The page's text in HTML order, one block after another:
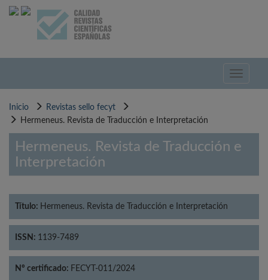
Pasar
Toggle
Inicio
Revistas sello fecyt
Hermeneus. Revista de Traducción e Interpretación
Hermeneus. Revista de Traducción e
Interpretación
Título: Hermeneus. Revista de Traducción e Interpretación
ISSN: 1139-7489
Nº certificado: FECYT-011/2024